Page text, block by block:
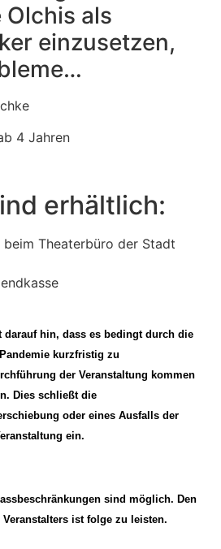
als
einzusetzen,
4 Jahren
erhältlich:
Theaterbüro der Stadt
darauf hin, dass es bedingt durch die
kurzfristig zu
der Veranstaltung kommen
Dies schließt die
oder eines Ausfalls der
ein.
sind möglich. Den
ist folge zu leisten.